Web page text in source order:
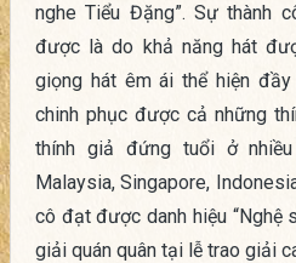
nghe Tiểu Đặng”. Sự thành
được là do khả năng hát
giọng hát êm ái thể hiện
chinh phục được cả những
thính giả đứng tuổi ở
Malaysia, Singapore,
cô đạt được danh hiệu “Nghệ
giải quán quân tại lễ trao giải